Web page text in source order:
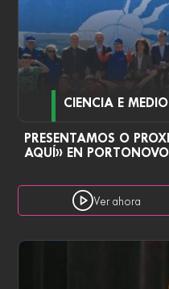
CIENCIA E
PRESENTAMOS O
AQUÍ» EN PORTONOVO
Ver ahora